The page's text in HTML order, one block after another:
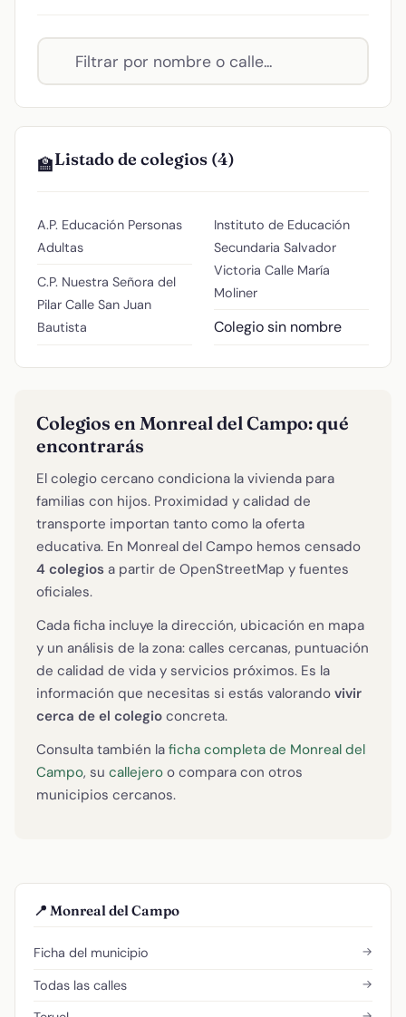
🏫Listado de colegios (4)
A.P. Educación Personas
Adultas
C.P. Nuestra Señora del
Pilar Calle San Juan
Bautista
Instituto de Educación
Secundaria Salvador
Victoria Calle María
Moliner
Colegio sin nombre
Colegios en Monreal del Campo: qué
encontrarás
El colegio cercano condiciona la vivienda para
familias con hijos. Proximidad y calidad de
transporte importan tanto como la oferta
educativa. En Monreal del Campo hemos censado
4 colegios a partir de OpenStreetMap y fuentes
oficiales.
Cada ficha incluye la dirección, ubicación en mapa
y un análisis de la zona: calles cercanas, puntuación
de calidad de vida y servicios próximos. Es la
información que necesitas si estás valorando vivir
cerca de el colegio concreta.
Consulta también la ficha completa de Monreal del
Campo, su callejero o compara con otros
municipios cercanos.
📍 Monreal del Campo
Ficha del municipio →
Todas las calles →